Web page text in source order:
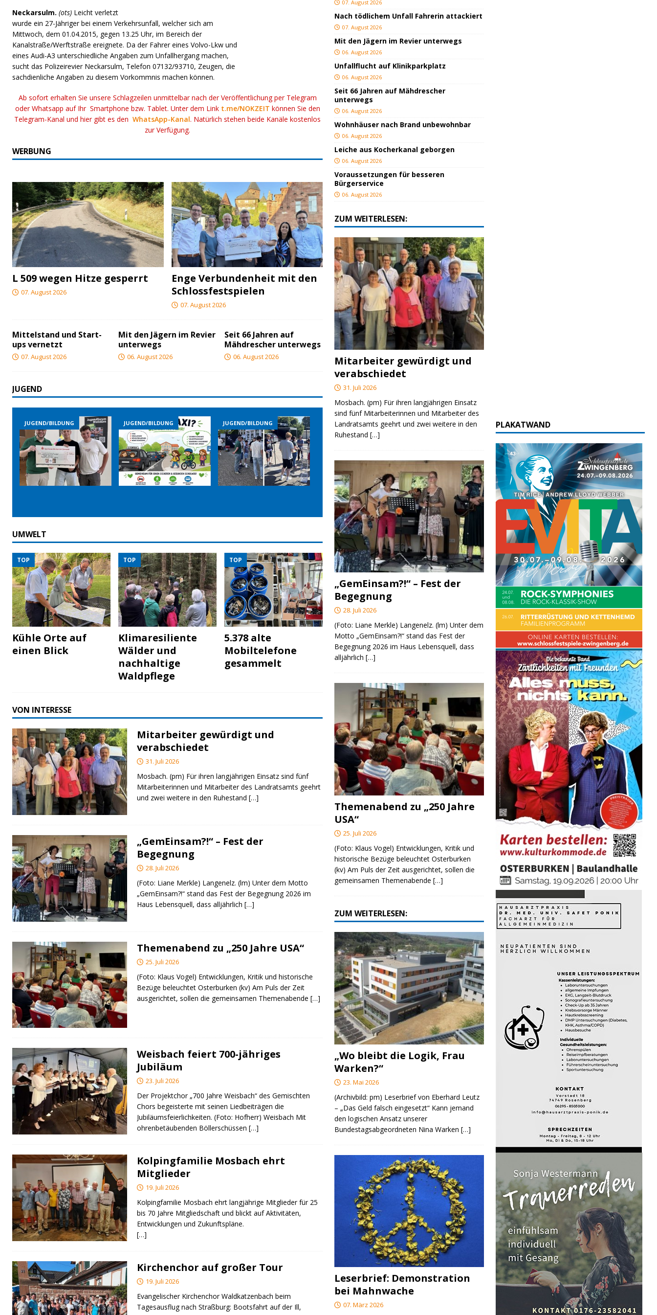
Neckarsulm. (ots) Leicht verletzt
wurde ein 27-Jähriger bei einem Verkehrsunfall, welcher sich am
Mittwoch, dem 01.04.2015, gegen 13.25 Uhr, im Bereich der
Kanalstraße/Werftstraße ereignete. Da der Fahrer eines Volvo-Lkw und
eines Audi-A3 unterschiedliche Angaben zum Unfallhergang machen,
sucht das Polizeirevier Neckarsulm, Telefon 07132/93710, Zeugen, die
sachdienliche Angaben zu diesem Vorkommnis machen können.
Ab sofort erhalten Sie unsere Schlagzeilen unmittelbar nach der Veröffentlichung per Telegram
oder Whatsapp auf Ihr Smartphone bzw. Tablet. Unter dem Link t.me/NOKZEIT können Sie den
Telegram-Kanal und hier gibt es denWhatsApp-Kanal. Natürlich stehen beide Kanäle kostenlos
zur Verfügung.
WERBUNG
L 509 wegen Hitze gesperrt
07. August 2026
Enge Verbundenheit mit den
Schlossfestspielen
07. August 2026
Mittelstand und Start-
ups vernetzt
07. August 2026
Mit den Jägern im Revier
unterwegs
06. August 2026
Seit 66 Jahren auf
Mähdrescher unterwegs
06. August 2026
JUGEND
JUGEND/BILDUNG JUGEND/BILDUNG JUGEND/BILDUNG JUGEND/BILDUNG JUGEND/BILDUNG JUGEND/BILDUNG
UMWELT
TOP
Kühle Orte auf
einen Blick
TOP
Klimaresiliente
Wälder und
nachhaltige
Waldpflege
TOP
5.378 alte
Mobiltelefone
gesammelt
VON INTERESSE
Mitarbeiter gewürdigt und
verabschiedet
31. Juli 2026
Mosbach. (pm) Für ihren langjährigen Einsatz sind fünf
Mitarbeiterinnen und Mitarbeiter des Landratsamts geehrt
und zwei weitere in den Ruhestand […]
„GemEinsam?!“ – Fest der
Begegnung
28. Juli 2026
(Foto: Liane Merkle) Langenelz. (lm) Unter dem Motto
„GemEinsam?!“ stand das Fest der Begegnung 2026 im
Haus Lebensquell, dass alljährlich […]
Themenabend zu „250 Jahre USA“
25. Juli 2026
(Foto: Klaus Vogel) Entwicklungen, Kritik und historische
Bezüge beleuchtet Osterburken (kv) Am Puls der Zeit
ausgerichtet, sollen die gemeinsamen Themenabende […]
Weisbach feiert 700-jähriges
Jubiläum
23. Juli 2026
Der Projektchor „700 Jahre Weisbach“ des Gemischten
Chors begeisterte mit seinen Liedbeiträgen die
Jubiläumsfeierlichkeiten. (Foto: Hofherr) Weisbach Mit
ohrenbetäubenden Böllerschüssen […]
Kolpingfamilie Mosbach ehrt
Mitglieder
19. Juli 2026
Kolpingfamilie Mosbach ehrt langjährige Mitglieder für 25
bis 70 Jahre Mitgliedschaft und blickt auf Aktivitäten,
Entwicklungen und Zukunftspläne.
[…]
Kirchenchor auf großer Tour
19. Juli 2026
Evangelischer Kirchenchor Waldkatzenbach beim
Tagesausflug nach Straßburg: Bootsfahrt auf der Ill,
07. August 2026
Nach tödlichem Unfall Fahrerin attackiert
07. August 2026
Mit den Jägern im Revier unterwegs
06. August 2026
Unfallflucht auf Klinikparkplatz
06. August 2026
Seit 66 Jahren auf Mähdrescher
unterwegs
06. August 2026
Wohnhäuser nach Brand unbewohnbar
06. August 2026
Leiche aus Kocherkanal geborgen
06. August 2026
Voraussetzungen für besseren
Bürgerservice
06. August 2026
ZUM WEITERLESEN:
Mitarbeiter gewürdigt und
verabschiedet
31. Juli 2026
Mosbach. (pm) Für ihren langjährigen Einsatz
sind fünf Mitarbeiterinnen und Mitarbeiter des
Landratsamts geehrt und zwei weitere in den
Ruhestand[…]
„GemEinsam?!“ – Fest der
Begegnung
28. Juli 2026
(Foto: Liane Merkle) Langenelz. (lm) Unter dem
Motto „GemEinsam?!“ stand das Fest der
Begegnung 2026 im Haus Lebensquell, dass
alljährlich[…]
Themenabend zu „250 Jahre
USA“
25. Juli 2026
(Foto: Klaus Vogel) Entwicklungen, Kritik und
historische Bezüge beleuchtet Osterburken
(kv) Am Puls der Zeit ausgerichtet, sollen die
gemeinsamen Themenabende[…]
ZUM WEITERLESEN:
„Wo bleibt die Logik, Frau
Warken?“
23. Mai 2026
(Archivbild: pm) Leserbrief von Eberhard Leutz
– „Das Geld falsch eingesetzt“ Kann jemand
den logischen Ansatz unserer
Bundestagsabgeordneten Nina Warken[…]
Leserbrief: Demonstration
bei Mahnwache
07. März 2026
PLAKATWAND